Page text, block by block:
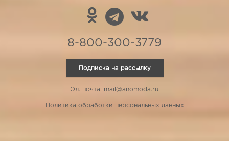
8-800-300-3779
Подписка на рассылку
Эл. почта: mail@anomoda.ru
Политика обработки персональных данных